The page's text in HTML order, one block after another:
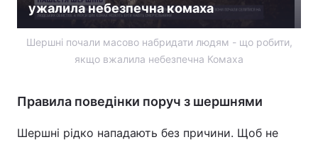
ужалила небезпечна комаха
Шершні почали масово набридати людям - що робити,
якщо вжалила небезпечна Комаха
Правила поведінки поруч з шершнями
Шершні рідко нападають без причини. Щоб не